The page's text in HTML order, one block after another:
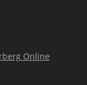
Online